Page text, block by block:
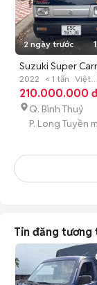
2 ngày trước
Suzuki Super
2022 Xanh 40510
2022 < 1 tấn Việt
Nam
Đã sử dụng
210.000.000
Q. Bình Thuỷ
P. Long Tuyền
Tin đăng tương